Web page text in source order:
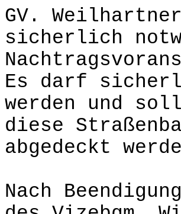
GV.
sicherlich
Es darf
werden und
diese
abgedeckt
Nach